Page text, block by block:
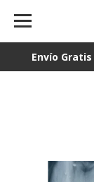
Envío Gratis